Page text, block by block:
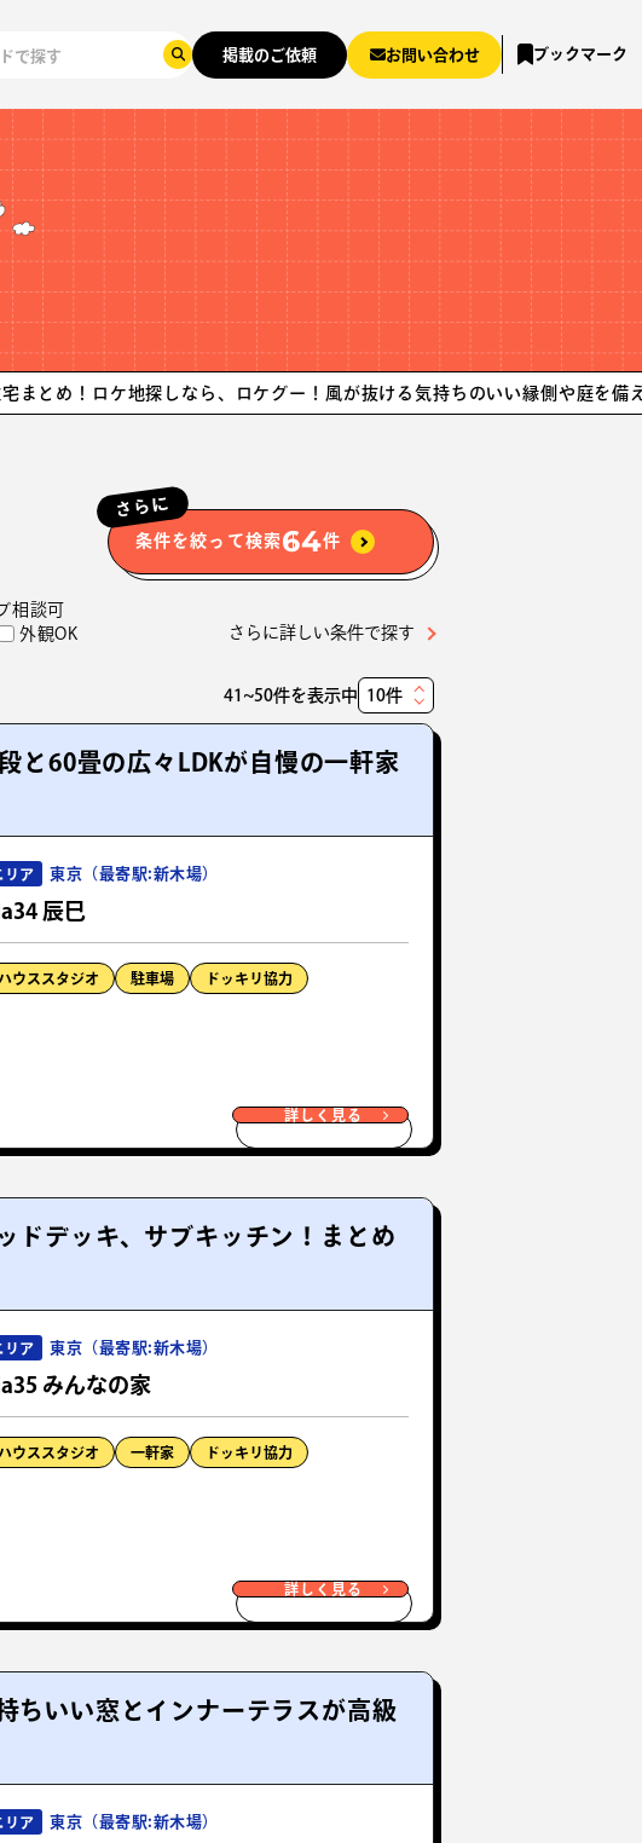
掲載のご依頼 お問い合わせ ブックマーク
ケ地探しなら、ロケグー！ 風が抜ける気持ちのいい縁側や庭を備える住宅ま
さらに
条件を絞って検索64件
相談可
外観OK さらに詳しい条件で探す
41~50件を表示中
表
件
と60畳の広々LDKが自慢の一軒家
リア 東京（最寄駅:新木場）
辰巳
ウススタジオ 駐車場 ドッキリ協力
詳しく見る
デッキ、サブキッチン！まとめ
リア 東京（最寄駅:新木場）
みんなの家
ウススタジオ 一軒家 ドッキリ協力
詳しく見る
ちいい窓とインナーテラスが高級
リア 東京（最寄駅:新木場）